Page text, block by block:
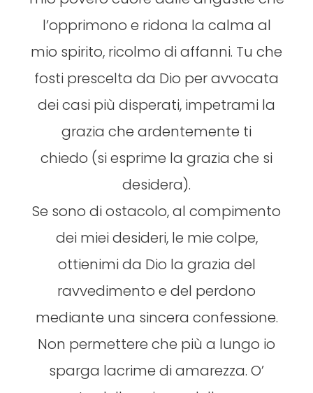
l’opprimono e ridona la calma al
mio spirito, ricolmo di affanni. Tu che
fosti prescelta da Dio per avvocata
dei casi più disperati, impetrami la
grazia che ardentemente ti
chiedo (si esprime la grazia che si
desidera).
Se sono di ostacolo, al compimento
dei miei desideri, le mie colpe,
ottienimi da Dio la grazia del
ravvedimento e del perdono
mediante una sincera confessione.
Non permettere che più a lungo io
sparga lacrime di amarezza. O’